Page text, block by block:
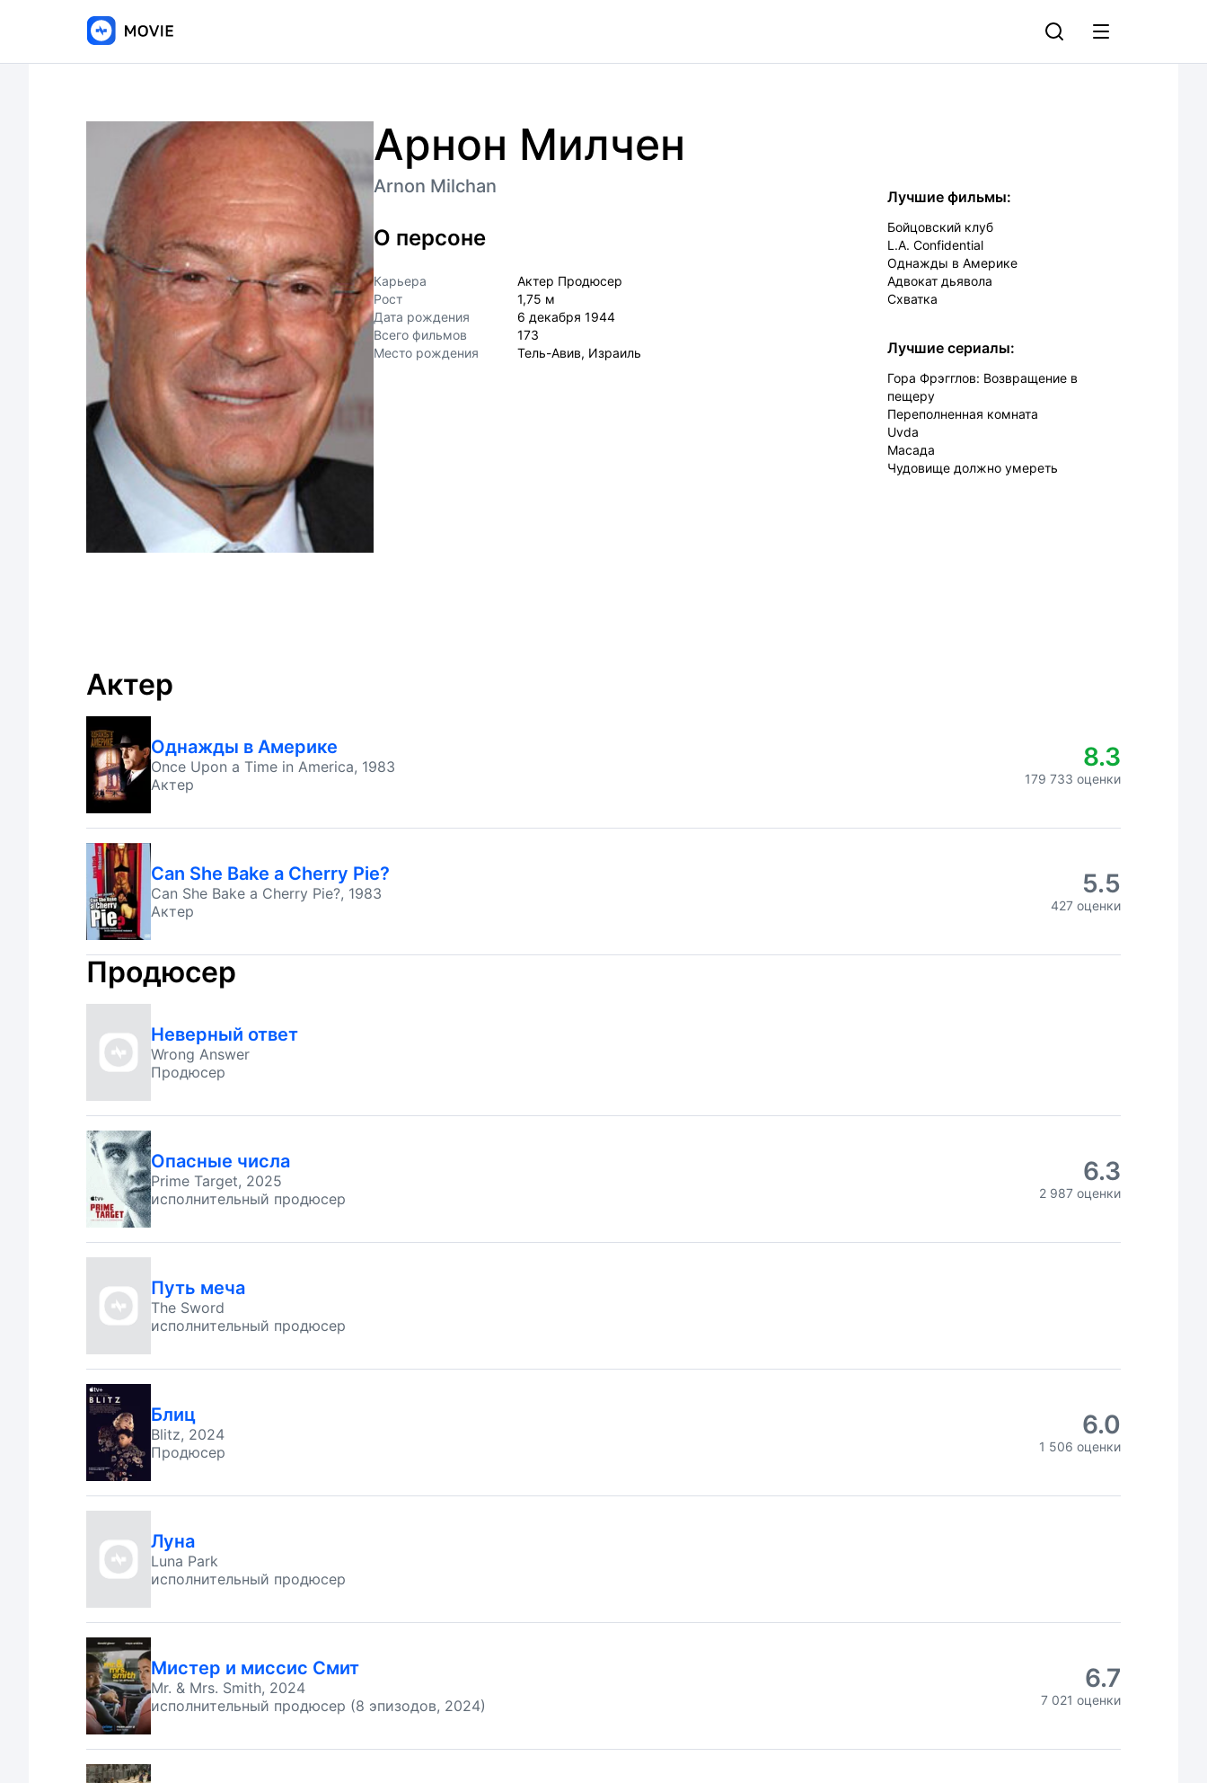
Арнон Милчен
Arnon Milchan
О персоне
Карьера
Актер Продюсер
Рост
1,75 м
Дата рождения
6 декабря 1944
Всего фильмов
173
Место рождения
Тель-Авив, Израиль
Лучшие фильмы:
Бойцовский клуб
L.A. Confidential
Однажды в Америке
Адвокат дьявола
Схватка
Лучшие сериалы:
Гора Фрэгглов: Возвращение в
пещеру
Переполненная комната
Uvda
Масада
Чудовище должно умереть
Актер
Однажды в Америке
Once Upon a Time in America, 1983
Актер
8.3
179 733 оценки
Can She Bake a Cherry Pie?
Can She Bake a Cherry Pie?, 1983
Актер
5.5
427 оценки
Продюсер
Неверный ответ
Wrong Answer
Продюсер
Опасные числа
Prime Target, 2025
исполнительный продюсер
6.3
2 987 оценки
Путь меча
The Sword
исполнительный продюсер
Блиц
Blitz, 2024
Продюсер
6.0
1 506 оценки
Луна
Luna Park
исполнительный продюсер
Мистер и миссис Смит
Mr. & Mrs. Smith, 2024
исполнительный продюсер (8 эпизодов, 2024)
6.7
7 021 оценки